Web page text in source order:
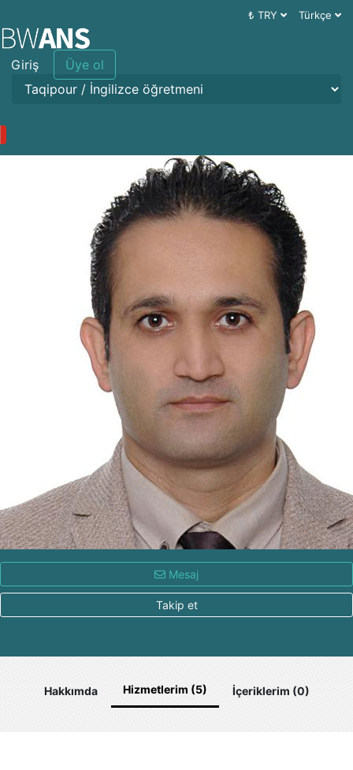
₺ TRY Türkçe
Giriş Üye ol
Mesaj
Takip et
Hakkımda Hizmetlerim (5) İçeriklerim (0)